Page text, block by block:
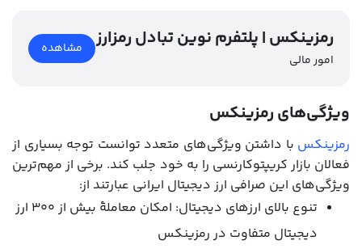
رمزینکس | پلتفرم نوین تبادل رمزارز
امور مالی
مشاهده
ویژگی‌های رمزینکس
رمزینکس با داشتن ویژگی‌های متعدد توانست توجه بسیاری از
فعالان بازار کریپتوکارنسی را به خود جلب کند. برخی از مهم‌ترین
ویژگی‌های این صرافی ارز دیجیتال ایرانی عبارتند از:
تنوع بالای ارزهای دیجیتال: امکان معاملۀ بیش از ۳۰۰ ارز
دیجیتال متفاوت در رمزینکس